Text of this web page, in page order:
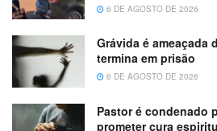
6 DE AGOSTO DE 2026
Grávida é ameaçada
termina em prisão
6 DE AGOSTO DE 2026
Pastor é condenado
prometer cura